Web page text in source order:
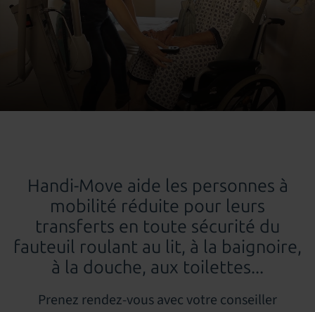
Handi-Move aide les personnes à
mobilité réduite pour leurs
transferts en toute sécurité du
fauteuil roulant au lit, à la baignoire,
à la douche, aux toilettes...
Prenez rendez-vous avec votre conseiller